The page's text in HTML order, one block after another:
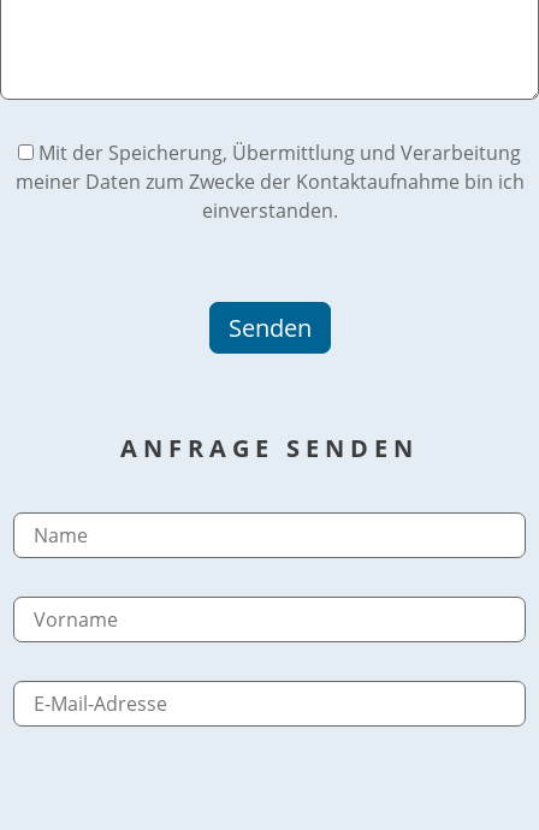
Mit der Speicherung, Übermittlung und Verarbeitung
meiner Daten zum Zwecke der Kontaktaufnahme bin ich
einverstanden.
ANFRAGE SENDEN